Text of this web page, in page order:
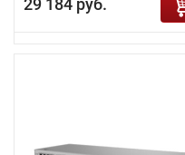
29 184 руб.